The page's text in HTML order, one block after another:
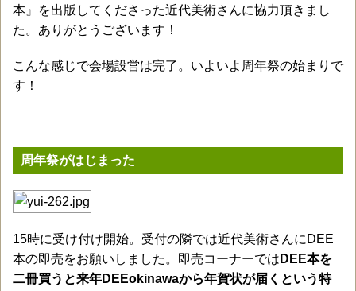
本』を出版してくださった近代美術さんに協力頂きまし
た。ありがとうございます！
こんな感じで会場設営は完了。いよいよ周年祭の始まりで
す！
周年祭がはじまった
15時に受け付け開始。受付の隣では近代美術さんにDEE
本の即売をお願いしました。即売コーナーでは DEE本を
二冊買うと来年DEEokinawaから年賀状が届くという特